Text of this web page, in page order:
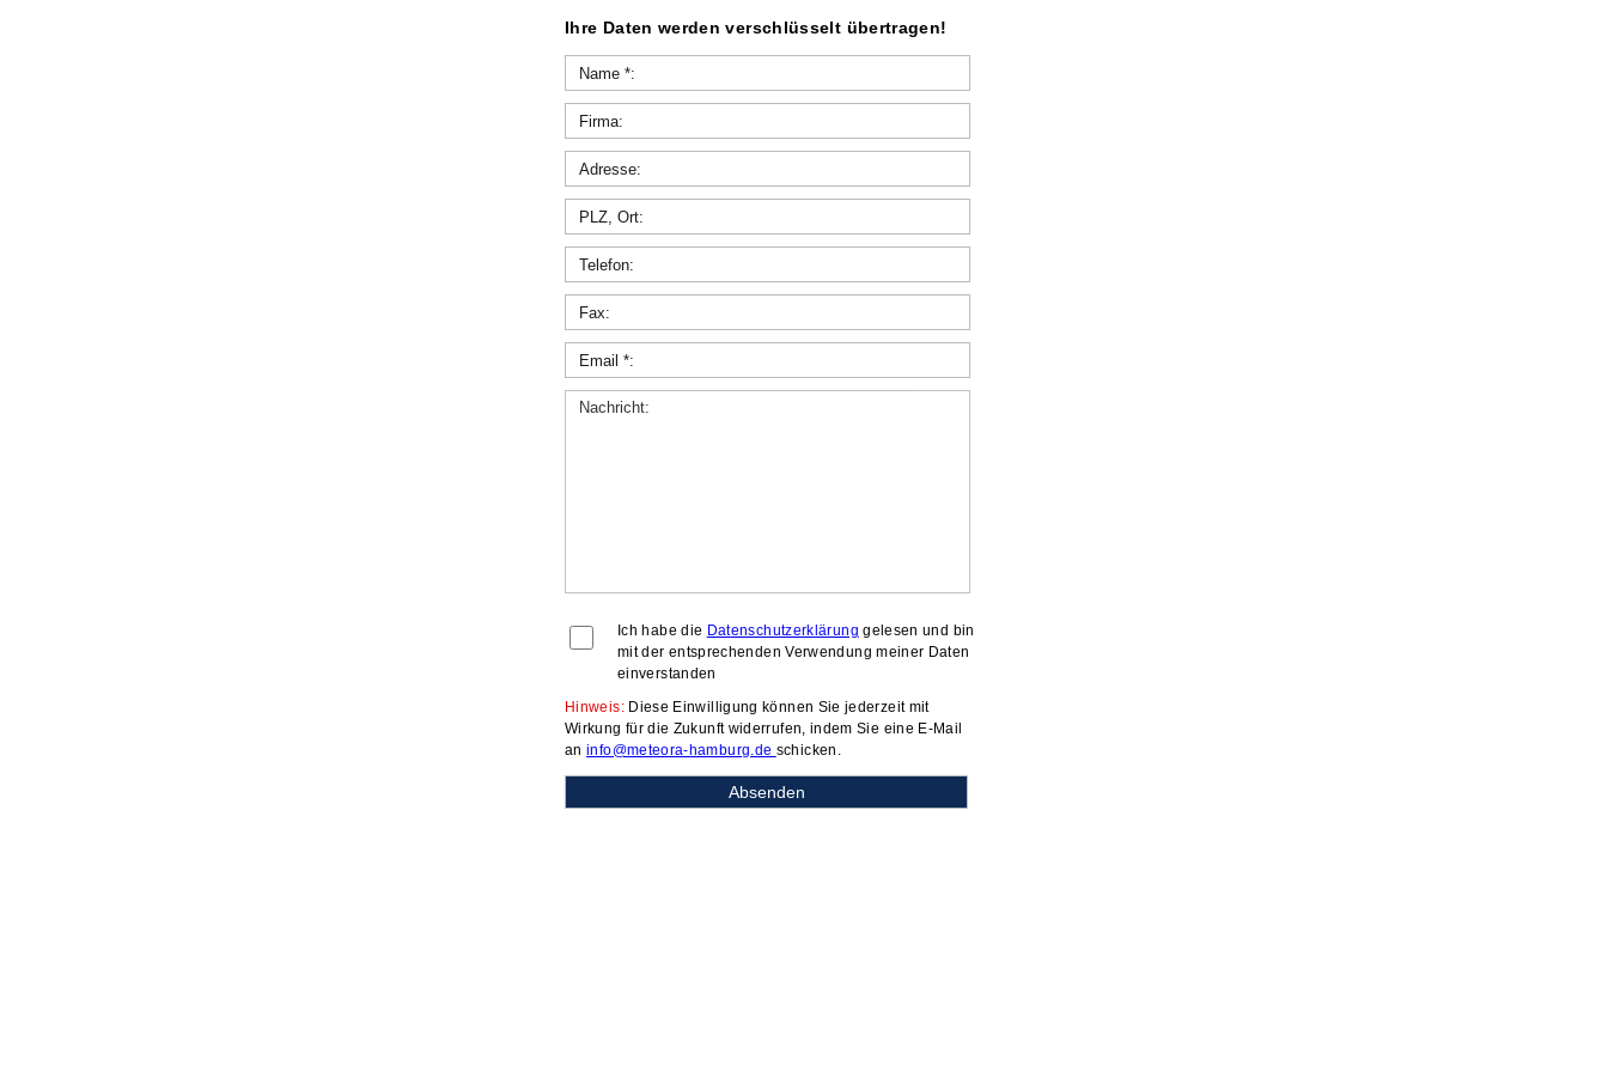
Ihre Daten werden verschlüsselt übertragen!
Ich habe die Datenschutzerklärung gelesen und bin
mit der entsprechenden Verwendung meiner Daten
einverstanden
Hinweis:Diese Einwilligung können Sie jederzeit mit
Wirkung für die Zukunft widerrufen, indem Sie eine E-Mail
aninfo@meteora-hamburg.de schicken.